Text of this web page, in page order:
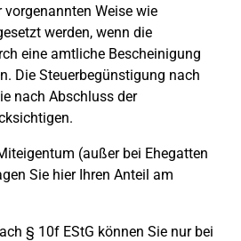
Weise wie
werden, wenn die
eine amtliche Bescheinigung
Die Steuerbegünstigung nach
nach Abschluss der
(außer bei Ehegatten
Sie hier Ihren Anteil am
§ 10f EStG können Sie nur bei